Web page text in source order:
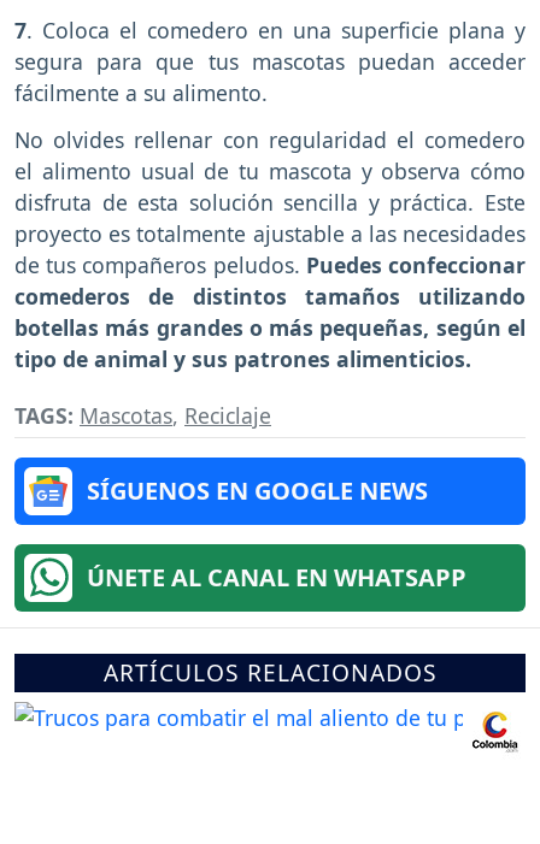
7. Coloca el comedero en una superficie plana y
segura para que tus mascotas puedan acceder
fácilmente a su alimento.
No olvides rellenar con regularidad el comedero
el alimento usual de tu mascota y observa cómo
disfruta de esta solución sencilla y práctica. Este
proyecto es totalmente ajustable a las necesidades
de tus compañeros peludos. Puedes confeccionar
comederos de distintos tamaños utilizando
botellas más grandes o más pequeñas, según el
tipo de animal y sus patrones alimenticios.
TAGS: Mascotas, Reciclaje
SÍGUENOS EN GOOGLE NEWS
ÚNETE AL CANAL EN WHATSAPP
ARTÍCULOS RELACIONADOS